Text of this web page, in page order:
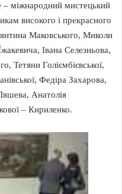
міжнародний мистецький
високого і прекрасного
Маковського, Миколи
Івана Селезньова,
Тетяни Голіємбієвської,
Федіра Захарова,
Анатолія
– Кириленко.